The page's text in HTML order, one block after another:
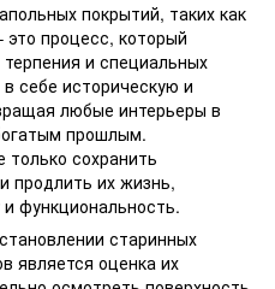
покрытий, таких как
процесс, который
и специальных
себе историческую и
любые интерьеры в
прошлым.
только сохранить
продлить их жизнь,
функциональность.
старинных
является оценка их